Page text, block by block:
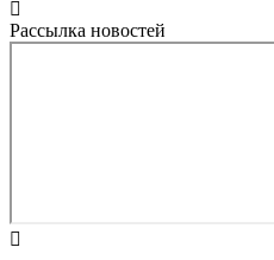
Рассылка новостей